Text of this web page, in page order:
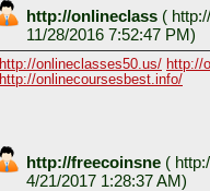
http://onlineclass (
11/28/2016 7:52:47 PM)
http://onlineclasses50.us/ http://
http://onlinecoursesbest.info/
http://freecoinsne (
4/21/2017 1:28:37 AM)